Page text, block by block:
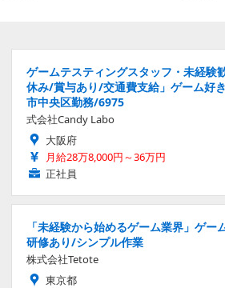
ゲームテスティングスタッフ・未経験
休み/賞与あり/交通費支給」ゲーム好
市中央区勤務/6975
式会社Candy Labo
大阪府
月給28万8,000円～36万円
正社員
「未経験から始めるゲーム業界」ゲ
研修あり/シンプル作業
株式会社Tetote
東京都